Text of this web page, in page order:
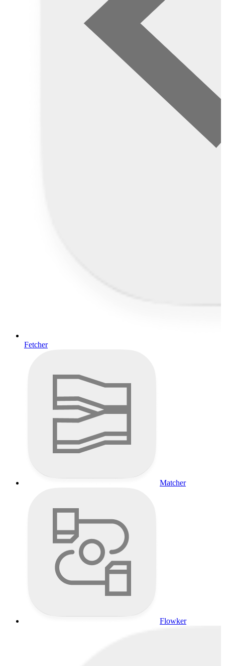
Fetcher
Matcher
Flowker